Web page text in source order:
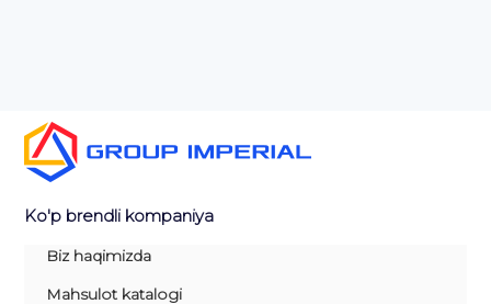
Ko'p brendli kompaniya
Biz haqimizda
Mahsulot katalogi